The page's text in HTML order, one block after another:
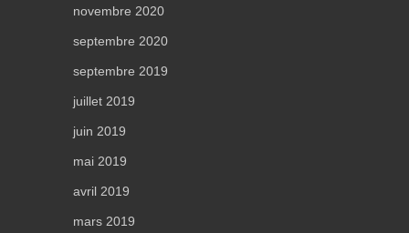
novembre 2020
septembre 2020
septembre 2019
juillet 2019
juin 2019
mai 2019
avril 2019
mars 2019